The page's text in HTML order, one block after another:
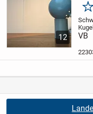
12
mit
VB